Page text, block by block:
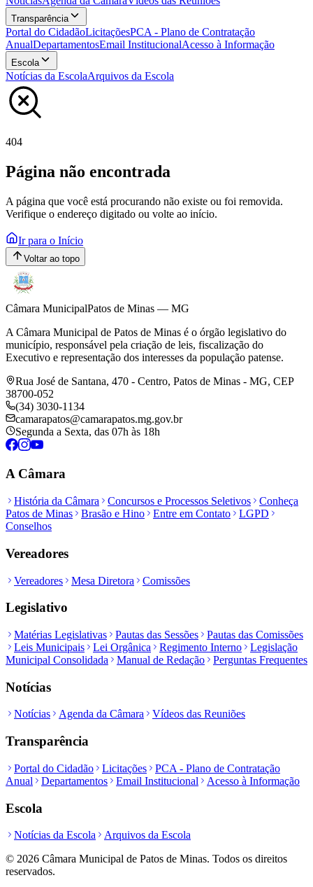
Transparência
Portal do CidadãoLicitaçõesPCA - Plano de Contratação
AnualDepartamentosEmail InstitucionalAcesso à Informação
Escola
Notícias da EscolaArquivos da Escola
404
Página não encontrada
A página que você está procurando não existe ou foi removida.
Verifique o endereço digitado ou volte ao início.
Ir para o Início
Voltar ao topo
Câmara MunicipalPatos de Minas — MG
A Câmara Municipal de Patos de Minas é o órgão legislativo do
município, responsável pela criação de leis, fiscalização do
Executivo e representação dos interesses da população patense.
Rua José de Santana, 470 - Centro, Patos de Minas - MG, CEP
38700-052
(34) 3030-1134
camarapatos@camarapatos.mg.gov.br
Segunda a Sexta, das 07h às 18h
A Câmara
História da Câmara Concursos e Processos Seletivos
Conheça
Patos de Minas
Brasão e Hino Entre em Contato
LGPD
Conselhos
Vereadores
Vereadores Mesa Diretora Comissões
Legislativo
Matérias Legislativas Pautas das Sessões
Pautas das Comissões
Leis Municipais
Lei Orgânica Regimento Interno
Legislação
Municipal Consolidada
Manual de Redação Perguntas Frequentes
Notícias
Notícias Agenda da Câmara Vídeos das Reuniões
Transparência
Portal do Cidadão Licitações
PCA - Plano de Contratação
Anual
Departamentos Email Institucional Acesso à Informação
Escola
Notícias da Escola
Arquivos da Escola
© 2026 Câmara Municipal de Patos de Minas. Todos os direitos
reservados.